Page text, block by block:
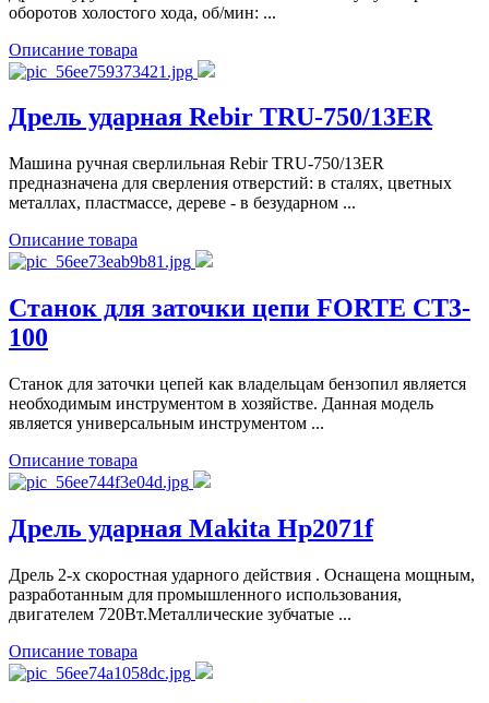
оборотов холостого хода, об/мин: ...
Описание товара
Дрель ударная Rebir TRU-750/13ER
Машина ручная сверлильная Rebir TRU-750/13ER
предназначена для сверления отверстий: в сталях, цветных
металлах, пластмассе, дереве - в безударном ...
Описание товара
Станок для заточки цепи FORTE CT3-
100
Станок для заточки цепей как владельцам бензопил является
необходимым инструментом в хозяйстве. Данная модель
является универсальным инструментом ...
Описание товара
Дрель ударная Makita Hp2071f
Дрель 2-х скоростная ударного действия . Оснащена мощным,
разработанным для промышленного использования,
двигателем 720Вт.Металлические зубчатые ...
Описание товара